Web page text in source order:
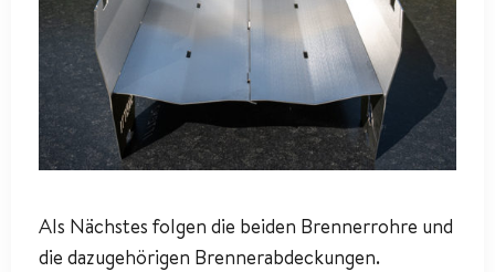
Als Nächstes folgen die beiden Brennerrohre und
die dazugehörigen Brennerabdeckungen.